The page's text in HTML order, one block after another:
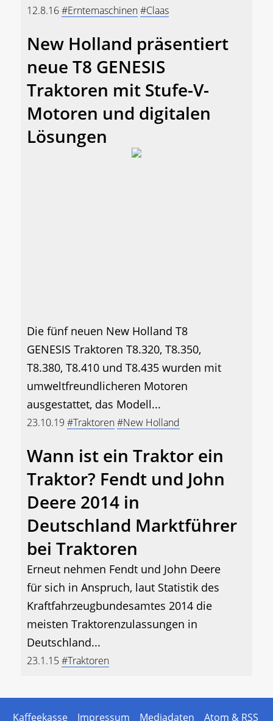
12.8.16#Erntemaschinen#Claas
New Holland präsentiert
neue T8 GENESIS
Traktoren mit Stufe-V-
Motoren und digitalen
Lösungen
Die fünf neuen New Holland T8
GENESIS Traktoren T8.320, T8.350,
T8.380, T8.410 und T8.435 wurden mit
umweltfreundlicheren Motoren
ausgestattet, das Modell...
23.10.19 #Traktoren#New Holland
Wann ist ein Traktor ein
Traktor? Fendt und John
Deere 2014 in
Deutschland Marktführer
bei Traktoren
Erneut nehmen Fendt und John Deere
für sich in Anspruch, laut Statistik des
Kraftfahrzeugbundesamtes 2014 die
meisten Traktorenzulassungen in
Deutschland...
23.1.15#Traktoren
Kaffeekasse Impressum Mediadaten Atom & RSS